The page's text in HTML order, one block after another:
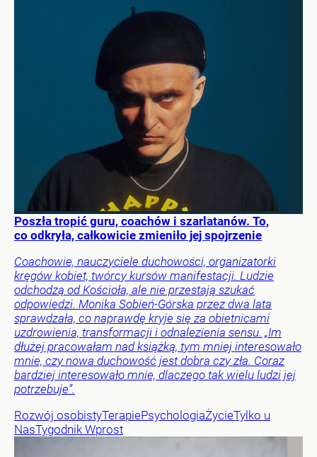
Poszła tropić guru, coachów i szarlatanów. To,
co odkryła, całkowicie zmieniło jej spojrzenie
Coachowie, nauczyciele duchowości, organizatorki
kręgów kobiet, twórcy kursów manifestacji. Ludzie
odchodzą od Kościoła, ale nie przestają szukać
odpowiedzi. Monika Sobień-Górska przez dwa lata
sprawdzała, co naprawdę kryje się za obietnicami
uzdrowienia, transformacji i odnalezienia sensu. „Im
dłużej pracowałam nad książką, tym mniej interesowało
mnie, czy nowa duchowość jest dobra czy zła. Coraz
bardziej interesowało mnie, dlaczego tak wielu ludzi jej
potrzebuje”.
Rozwój osobistyTerapiePsychologiaŻycieTylko u
NasTygodnik Wprost